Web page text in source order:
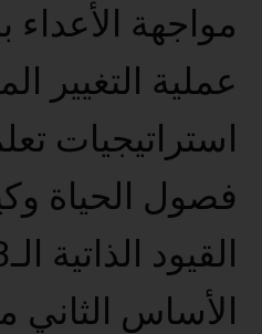
مواجهة الأعداء
عملية التغيير
استراتيجيات
فصول الحياة
القيود الذاتية الـ3
الأساس الثاني